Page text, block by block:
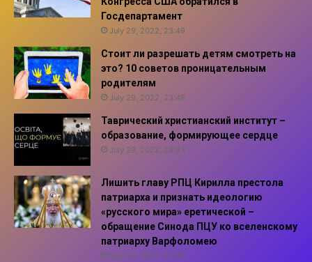
Госдепартамент
July 29, 2022, 23:49
Стоит ли разрешать детям смотреть на
это? 10 советов проницательным
родителям
July 29, 2022, 23:48
Таврический христианский институт –
образование, формирующее сердце
July 29, 2022, 23:43
Лишить главу РПЦ Кирилла престола
патриарха и признать идеологию
«русского мира» еретической –
обращение Синода ПЦУ ко вселенскому
патриарху Варфоломею
July 29, 2022, 23:42